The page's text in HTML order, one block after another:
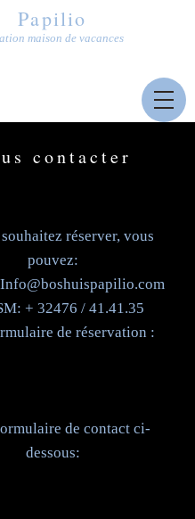
Papilio
maison de vacances
contacter
réserver, vous
pouvez:
Info@boshuispapilio.com
+ 32476 / 41.41.35
de réservation :
de contact ci-
dessous: